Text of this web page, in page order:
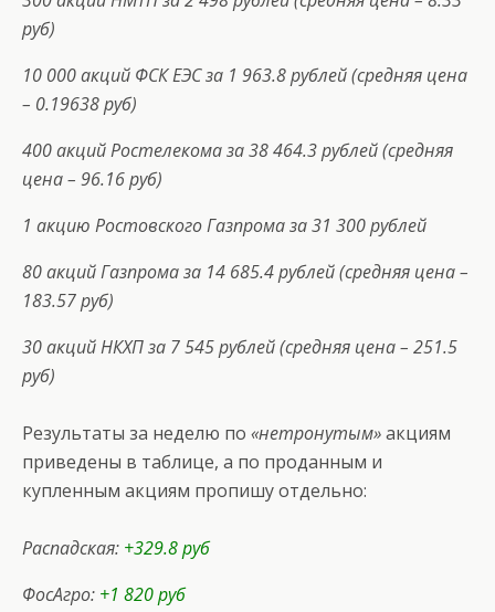
руб)
10 000 акций ФСК ЕЭС за 1 963.8 рублей (средняя цена
– 0.19638 руб)
400 акций Ростелекома за 38 464.3 рублей (средняя
цена – 96.16 руб)
1 акцию Ростовского Газпрома за 31 300 рублей
80 акций Газпрома за 14 685.4 рублей (средняя цена –
183.57 руб)
30 акций НКХП за 7 545 рублей (средняя цена – 251.5
руб)
Результаты за неделю по «нетронутым»акциям
приведены в таблице, а по проданным и
купленным акциям пропишу отдельно:
Распадская: +329.8 руб
ФосАгро: +1 820 руб